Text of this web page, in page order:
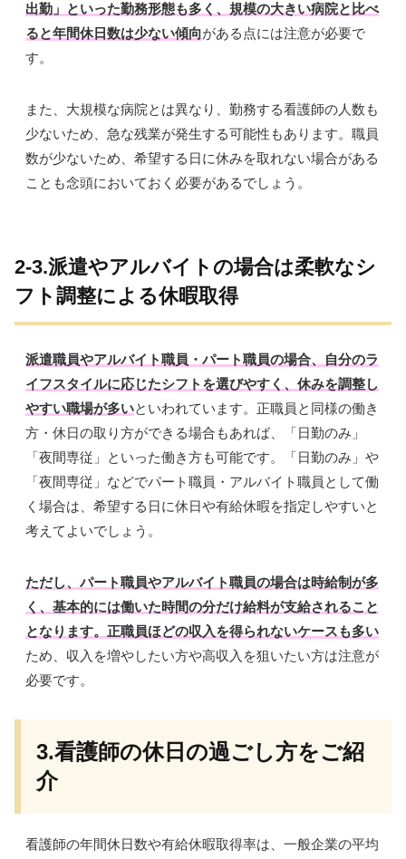
出勤」といった勤務形態も多く、規模の大きい病院と比べ
ると年間休日数は少ない傾向がある点には注意が必要で
す。
また、大規模な病院とは異なり、勤務する看護師の人数も
少ないため、急な残業が発生する可能性もあります。職員
数が少ないため、希望する日に休みを取れない場合がある
ことも念頭においておく必要があるでしょう。
2-3.派遣やアルバイトの場合は柔軟なシ
フト調整による休暇取得
派遣職員やアルバイト職員・パート職員の場合、自分のラ
イフスタイルに応じたシフトを選びやすく、休みを調整し
やすい職場が多いといわれています。正職員と同様の働き
方・休日の取り方ができる場合もあれば、「日勤のみ」
「夜間専従」といった働き方も可能です。「日勤のみ」や
「夜間専従」などでパート職員・アルバイト職員として働
く場合は、希望する日に休日や有給休暇を指定しやすいと
考えてよいでしょう。
ただし、パート職員やアルバイト職員の場合は時給制が多
く、基本的には働いた時間の分だけ給料が支給されること
となります。正職員ほどの収入を得られないケースも多い
ため、収入を増やしたい方や高収入を狙いたい方は注意が
必要です。
3.看護師の休日の過ごし方をご紹
介
看護師の年間休日数や有給休暇取得率は、一般企業の平均